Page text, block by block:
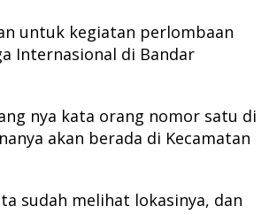
untuk kegiatan perlombaan
Internasional di Bandar
nya kata orang nomor satu di
akan berada di Kecamatan
sudah melihat lokasinya, dan